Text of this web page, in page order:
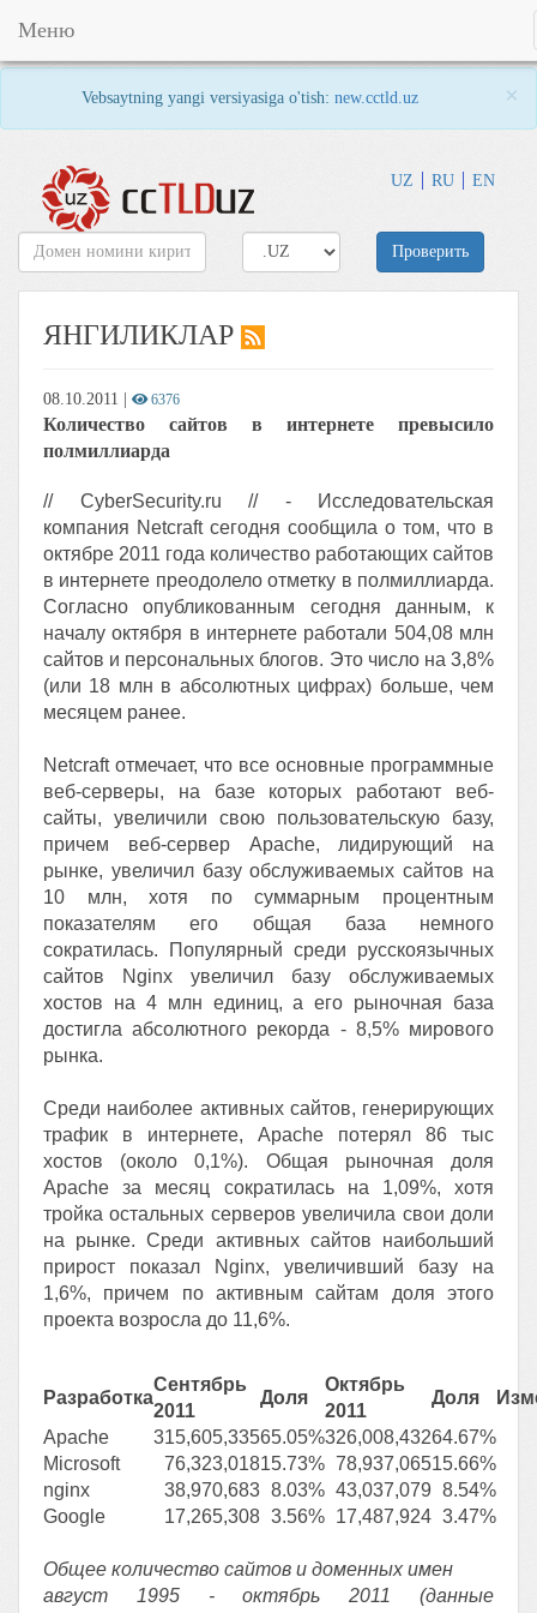
Vebsaytning yangi versiyasiga o'tish: new.cctld.uz ×
UZ RU EN
Меню
Проверить
ЯНГИЛИКЛАР
08.10.2011 6376
Количество сайтов в интернете превысило
полмиллиарда
// CyberSecurity.ru // - Исследовательская
компания Netcraft сегодня сообщила о том, что в
октябре 2011 года количество работающих сайтов
в интернете преодолело отметку в полмиллиарда.
Согласно опубликованным сегодня данным, к
началу октября в интернете работали 504,08 млн
сайтов и персональных блогов. Это число на 3,8%
(или 18 млн в абсолютных цифрах) больше, чем
месяцем ранее.
Netcraft отмечает, что все основные программные
веб-серверы, на базе которых работают веб-
сайты, увеличили свою пользовательскую базу,
причем веб-сервер Apache, лидирующий на
рынке, увеличил базу обслуживаемых сайтов на
10 млн, хотя по суммарным процентным
показателям его общая база немного
сократилась. Популярный среди русскоязычных
сайтов Nginx увеличил базу обслуживаемых
хостов на 4 млн единиц, а его рыночная база
достигла абсолютного рекорда - 8,5% мирового
рынка.
Среди наиболее активных сайтов, генерирующих
трафик в интернете, Apache потерял 86 тыс
хостов (около 0,1%). Общая рыночная доля
Apache за месяц сократилась на 1,09%, хотя
тройка остальных серверов увеличила свои доли
на рынке. Среди активных сайтов наибольший
прирост показал Nginx, увеличивший базу на
1,6%, причем по активным сайтам доля этого
проекта возросла до 11,6%.
Разработка
Сентябрь
2011
Доля
Октябрь
2011
Доля
Apache
315,605,33565.05%326,008,43264.67%
Microsoft
76,323,01815.73% 78,937,06515.66%
nginx
38,970,683 8.03% 43,037,079 8.54%
Google
17,265,308 3.56% 17,487,924 3.47%
Общее количество сайтов и доменных имен
август 1995 - октябрь 2011 (данные